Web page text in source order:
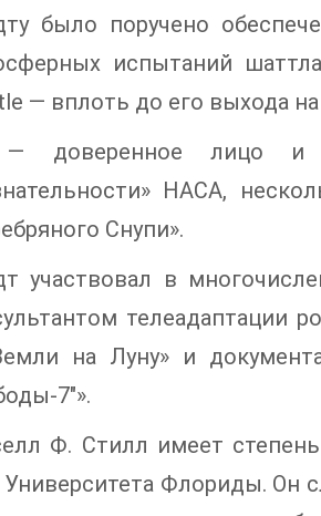
было поручено
испытаний
— вплоть до его выхода
доверенное лицо и
НАСА,
Снупи».
участвовал в
телеадаптации
на Луну» и
7"».
Ф. Стилл имеет
Университета Флориды. Он